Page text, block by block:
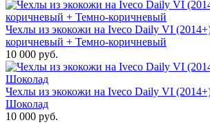
Чехлы из экокожи на Iveco Daily VI
коричневый + Темно-коричневый
10 000 руб.
Чехлы из экокожи на Iveco Daily VI
Шоколад
10 000 руб.